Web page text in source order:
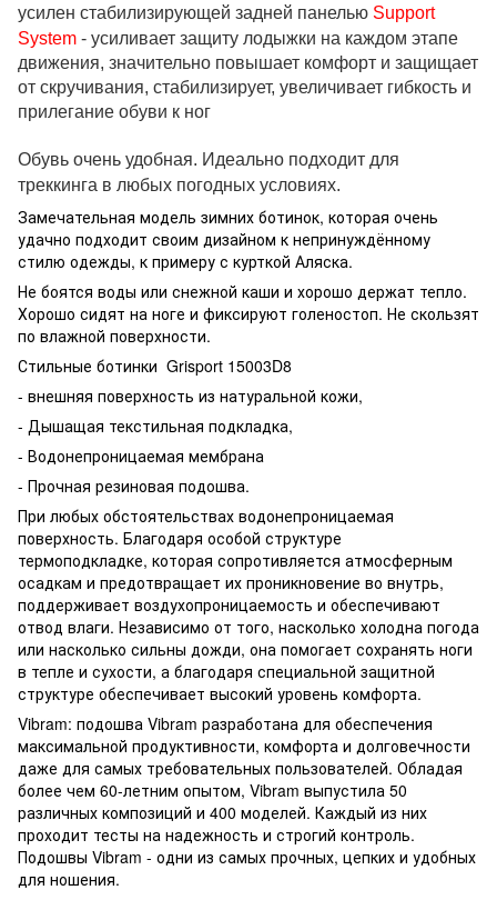
усилен стабилизирующей задней панелью Support
System - усиливает защиту лодыжки на каждом этапе
движения, значительно повышает комфорт и защищает
от скручивания, стабилизирует, увеличивает гибкость и
прилегание обуви к ног
Обувь очень удобная. Идеально подходит для
треккинга в любых погодных условиях.
Замечательная модель зимних ботинок, которая очень
удачно подходит своим дизайном к непринуждённому
стилю одежды, к примеру с курткой Аляска.
Не боятся воды или снежной каши и хорошо держат тепло.
Хорошо сидят на ноге и фиксируют голеностоп. Не скользят
по влажной поверхности.
Стильные ботинки Grisport 15003D8
- внешняя поверхность из натуральной кожи,
- Дышащая текстильная подкладка,
- Водонепроницаемая мембрана
- Прочная резиновая подошва.
При любых обстоятельствах водонепроницаемая
поверхность. Благодаря особой структуре
термоподкладке, которая сопротивляется атмосферным
осадкам и предотвращает их проникновение во внутрь,
поддерживает воздухопроницаемость и обеспечивают
отвод влаги. Независимо от того, насколько холодна погода
или насколько сильны дожди, она помогает сохранять ноги
в тепле и сухости, а благодаря специальной защитной
структуре обеспечивает высокий уровень комфорта.
Vibram: подошва Vibram разработана для обеспечения
максимальной продуктивности, комфорта и долговечности
даже для самых требовательных пользователей. Обладая
более чем 60-летним опытом, Vibram выпустила 50
различных композиций и 400 моделей. Каждый из них
проходит тесты на надежность и строгий контроль.
Подошвы Vibram - одни из самых прочных, цепких и удобных
для ношения.